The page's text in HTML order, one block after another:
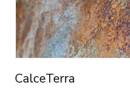
CalceTerra